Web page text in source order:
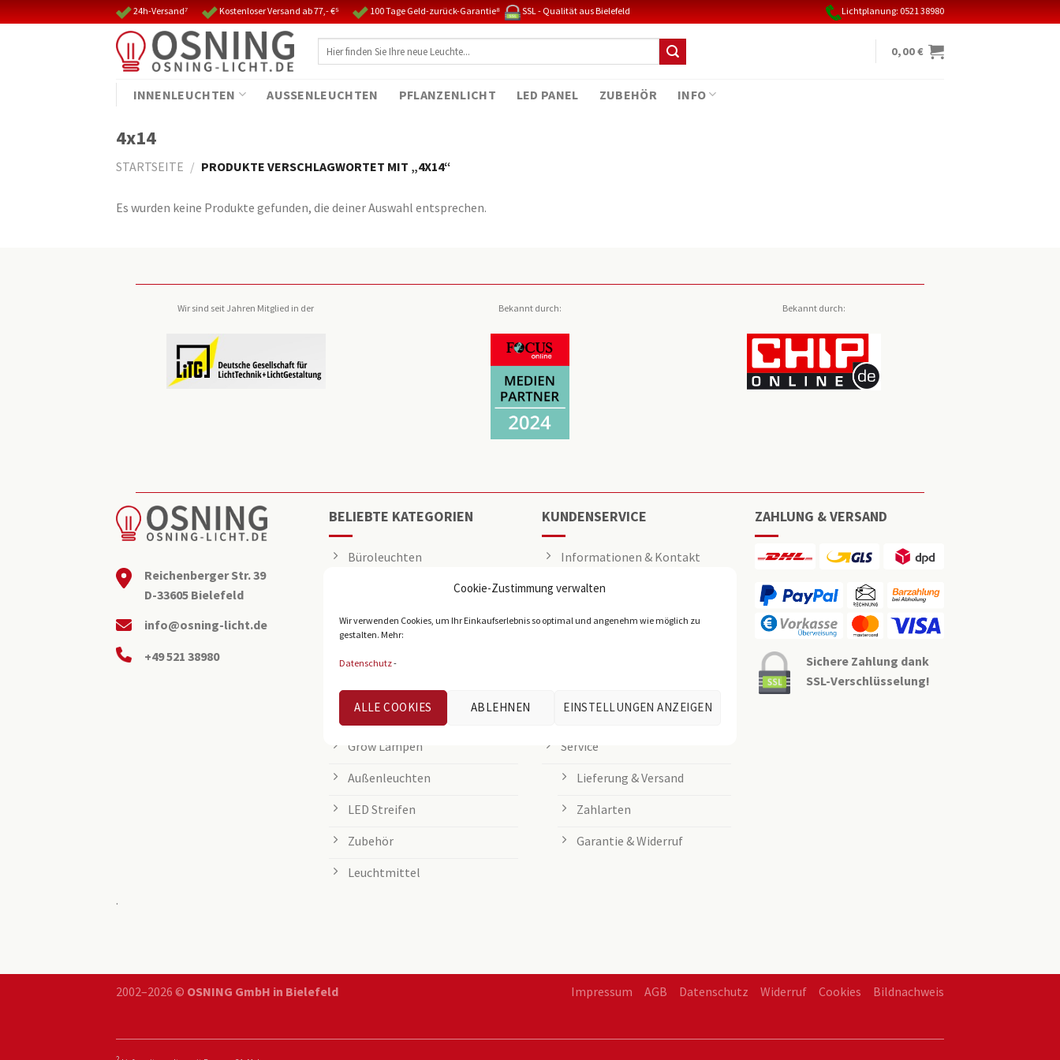
Cookie-Zustimmung verwalten
Wir verwenden Cookies, um Ihr Einkaufserlebnis so optimal und angenehm wie möglich zu
gestalten. Mehr:
Datenschutz-
ALLE COOKIES ABLEHNEN EINSTELLUNGEN ANZEIGEN
Skip
to
24h-Versand⁷ Kostenloser Versand ab 77,- €⁵ 100 Tage Geld-zurück-Garantie⁸ SSL - Qualität aus Bielefeld Lichtplanung: 0521 38980
Suche
0,00€
INNENLEUCHTEN AUSSENLEUCHTEN PFLANZENLICHT LED PANEL ZUBEHÖR INFO
4x14
STARTSEITE / PRODUKTE VERSCHLAGWORTET MIT „4X14“
Es wurden keine Produkte gefunden, die deiner Auswahl entsprechen.
Wir sind seit Jahren Mitglied in der Bekannt durch: Bekannt durch:
Reichenberger Str. 39
D-33605 Bielefeld
info@osning-licht.de
+49 521 38980
BELIEBTE KATEGORIEN
Büroleuchten
Rasterleuchten
Tischleuchten
Grow Lampen
Außenleuchten
LED Streifen
Zubehör
Leuchtmittel
KUNDENSERVICE
Informationen & Kontakt
Angebot anfragen
Über uns
Entsorgung von Batterien
Service
Lieferung & Versand
Zahlarten
Garantie & Widerruf
ZAHLUNG & VERSAND
Sichere Zahlung dank
SSL-Verschlüsselung!
.
2002–2026 © OSNING GmbH in Bielefeld Impressum AGB Datenschutz Widerruf Cookies Bildnachweis